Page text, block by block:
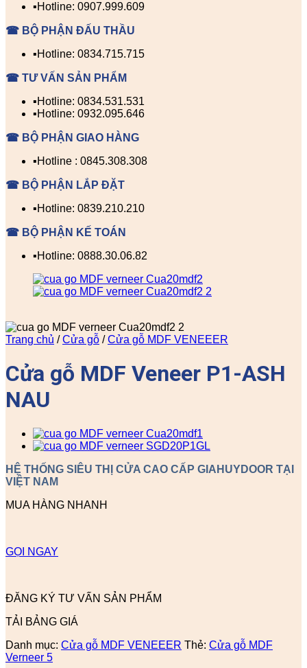
▪️Hotline: 0907.999.609
☎ BỘ PHẬN ĐẤU THẦU
▪️Hotline: 0834.715.715
☎ TƯ VẤN SẢN PHẨM
▪️Hotline: 0834.531.531
▪️Hotline: 0932.095.646
☎ BỘ PHẬN GIAO HÀNG
▪️Hotline : 0845.308.308
☎ BỘ PHẬN LẮP ĐẶT
▪️Hotline: 0839.210.210
☎ BỘ PHẬN KẾ TOÁN
▪️Hotline: 0888.30.06.82
Trang chủ / Cửa gỗ / Cửa gỗ MDF VENEEER
Cửa gỗ MDF Veneer P1-ASH
NAU
HỆ THỐNG SIÊU THỊ CỬA CAO CẤP GIAHUYDOOR TẠI
VIỆT NAM
MUA HÀNG NHANH
GỌI NGAY
ĐĂNG KÝ TƯ VẤN SẢN PHẨM
TẢI BẢNG GIÁ
Danh mục: Cửa gỗ MDF VENEEER Thẻ: Cửa gỗ MDF
Verneer 5